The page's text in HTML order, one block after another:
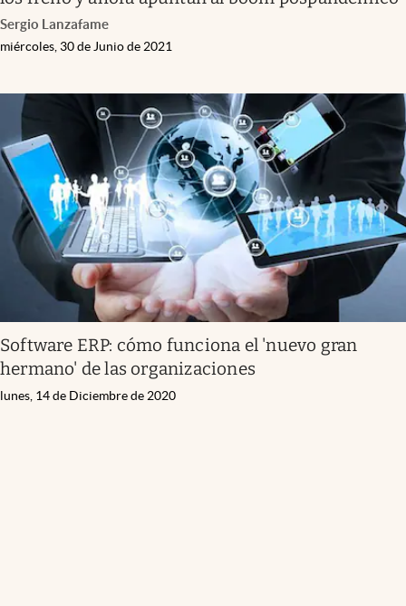
Sergio Lanzafame
miércoles, 30 de Junio de 2021
Software ERP: cómo funciona el 'nuevo gran
hermano' de las organizaciones
lunes, 14 de Diciembre de 2020